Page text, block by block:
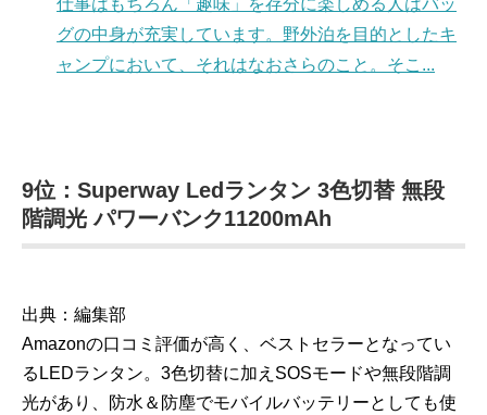
仕事はもちろん「趣味」を存分に楽しめる人はバッ
グの中身が充実しています。野外泊を目的としたキ
ャンプにおいて、それはなおさらのこと。そこ...
9位：Superway Ledランタン 3色切替 無段
階調光 パワーバンク11200mAh
出典：編集部
Amazonの口コミ評価が高く、ベストセラーとなってい
るLEDランタン。3色切替に加えSOSモードや無段階調
光があり、防水＆防塵でモバイルバッテリーとしても使